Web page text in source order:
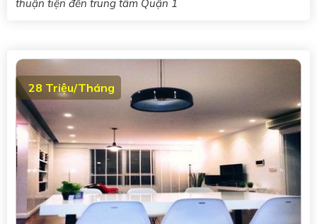
thuận tiện đến trung tâm Quận 1
28 Triệu/Tháng